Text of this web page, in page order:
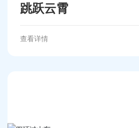
跳跃云霄
查看详情